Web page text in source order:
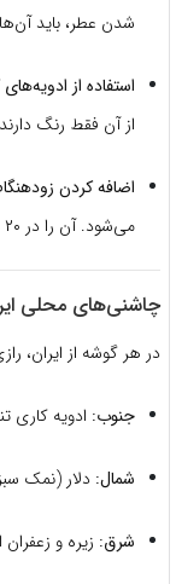
شدن عطر، باید آن‌ها را ۳۰ ثانیه در روغن گرم
استفاده از
از آن فقط رنگ
اضافه کردن
می‌شود. آن را در ۲۰ دقیقه پایانی اضافه کنید.
چاشنی‌های محلی
در هر گوشه از ایران،
جنوب: ادویه کاری
شمال: دلار (نمک
شرق: زیره و